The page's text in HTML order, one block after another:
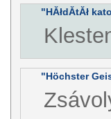
"HĂłdĂ­tĂł
"Höchster